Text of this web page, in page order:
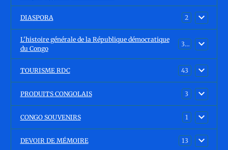
DIASPORA 2
L'histoire générale de la République démocratique
du Congo
30
TOURISME RDC 43
PRODUITS CONGOLAIS 3
CONGO SOUVENIRS 1
DEVOIR DE MÉMOIRE 13